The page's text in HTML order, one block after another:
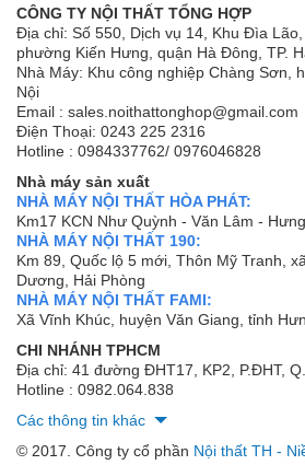
CÔNG TY NỘI THẤT TỔNG HỢP
Địa chỉ: Số 550, Dịch vụ 14, Khu Đìa
phường Kiến Hưng, quận Hà Đông, TP.
Nhà Máy: Khu công nghiệp Chàng Sơn,
Nội
Email : sales.noithattonghop@gmail.com
Điện Thoại: 0243 225 2316
Hotline : 0984337762/ 0976046828
Nhà máy sản xuất
NHÀ MÁY NỘI THẤT HÒA PHÁT:
Km17 KCN Như Quỳnh - Văn Lâm -
NHÀ MÁY NỘI THẤT 190:
Km 89, Quốc lộ 5 mới, Thôn Mỹ Tranh,
Dương, Hải Phòng
NHÀ MÁY NỘI THẤT FAMI:
Xã Vĩnh Khúc, huyện Văn Giang, tỉnh
CHI NHÁNH TPHCM
Địa chỉ: 41 đường ĐHT17, KP2, P.ĐHT,
Hotline : 0982.064.838
Các thông tin khác
© 2017. Công ty cổ phần Nội thất TH -